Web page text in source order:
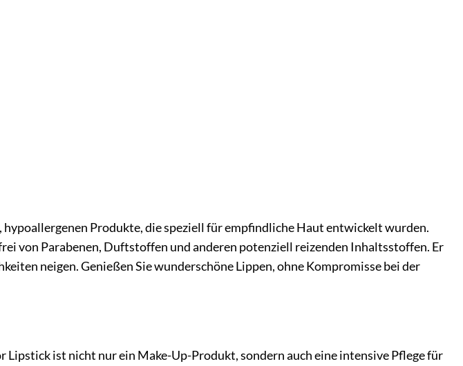
Produkte, die speziell für empfindliche Haut entwickelt wurden.
von Parabenen, Duftstoffen und anderen potenziell reizenden Inhaltsstoffen. Er
neigen. Genießen Sie wunderschöne Lippen, ohne Kompromisse bei der
Lipstick ist nicht nur ein Make-Up-Produkt, sondern auch eine intensive Pflege für